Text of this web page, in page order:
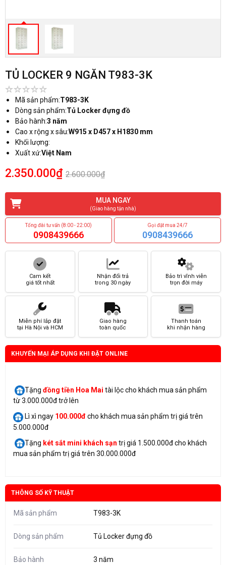
TỦ LOCKER 9 NGĂN T983-3K
Mã sản phẩm:T983-3K
Dòng sản phẩm:Tủ Locker đựng đồ
Bảo hành:3 năm
Cao x rộng x sâu:W915 x D457 x H1830 mm
Khối lượng:
Xuất xứ:Việt Nam
2.350.000₫ 2.600.000₫
MUA NGAY
(Giao hàng tận nhà)
Tổng đài tư vấn (8:00 - 22:00)
0908439666
Gọi đặt mua 24/7
0908439666
Cam kết
giá tốt nhất
Nhận đổi trả
trong 30 ngày
Bảo trì vĩnh viễn
trọn đời máy
Miễn phí lắp đặt
tại Hà Nội và HCM
Giao hàng
toàn quốc
Thanh toán
khi nhận hàng
KHUYẾN MẠI ÁP DỤNG KHI ĐẶT ONLINE
Tặng đồng tiền Hoa Mai tài lộc cho khách mua sản phẩm
từ 3.000.000đ trở lên
Lì xì ngay 100.000đcho khách mua sản phẩm trị giá trên
5.000.000đ
Tặng két sắt mini khách sạn trị giá 1.500.000đ cho khách
mua sản phẩm trị giá trên 30.000.000đ
THÔNG SỐ KỸ THUẬT
Mã sản phẩm T983-3K
Dòng sản phẩm Tủ Locker đựng đồ
Bảo hành 3 năm